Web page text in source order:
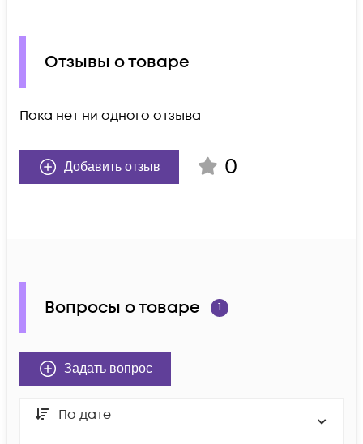
Отзывы о товаре
Пока нет ни одного отзыва
Добавить отзыв 0
Вопросы о товаре 1
Задать вопрос
По дате